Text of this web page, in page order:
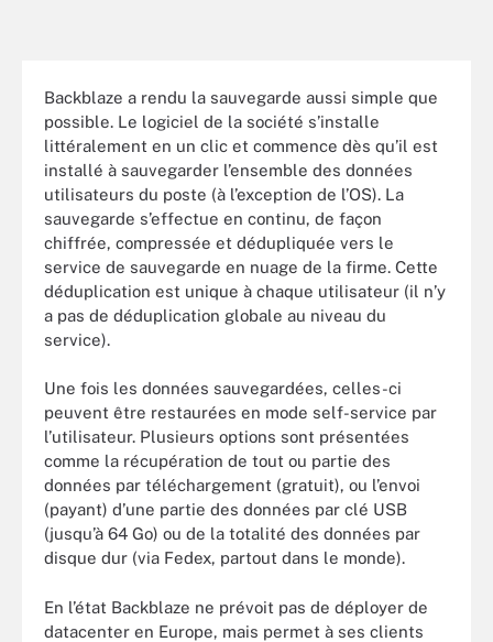
Backblaze a rendu la sauvegarde aussi simple que
possible. Le logiciel de la société s’installe
littéralement en un clic et commence dès qu’il est
installé à sauvegarder l’ensemble des données
utilisateurs du poste (à l’exception de l’OS). La
sauvegarde s’effectue en continu, de façon
chiffrée, compressée et dédupliquée vers le
service de sauvegarde en nuage de la firme. Cette
déduplication est unique à chaque utilisateur (il n’y
a pas de déduplication globale au niveau du
service).
Une fois les données sauvegardées, celles-ci
peuvent être restaurées en mode self-service par
l’utilisateur. Plusieurs options sont présentées
comme la récupération de tout ou partie des
données par téléchargement (gratuit), ou l’envoi
(payant) d’une partie des données par clé USB
(jusqu’à 64 Go) ou de la totalité des données par
disque dur (via Fedex, partout dans le monde).
En l’état Backblaze ne prévoit pas de déployer de
datacenter en Europe, mais permet à ses clients